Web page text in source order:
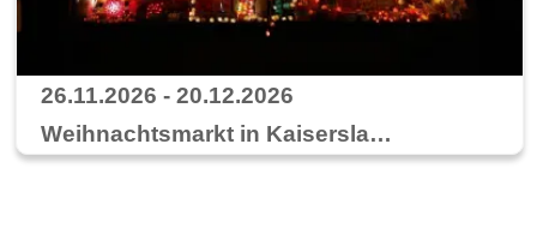
26.11.2026 - 20.12.2026
Weihnachtsmarkt in Kaiserslautern